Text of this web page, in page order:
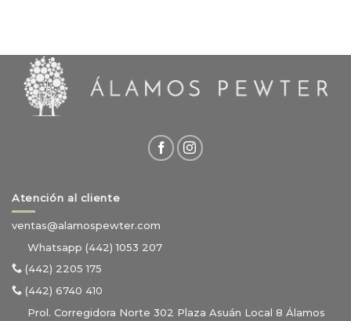
Atención al cliente
ventas@alamospewter.com
Whatsapp (442) 1053 207
(442) 2205 175
(442) 6740 410
Prol. Corregidora Norte 302 Plaza Asuán Local 8 Álamos